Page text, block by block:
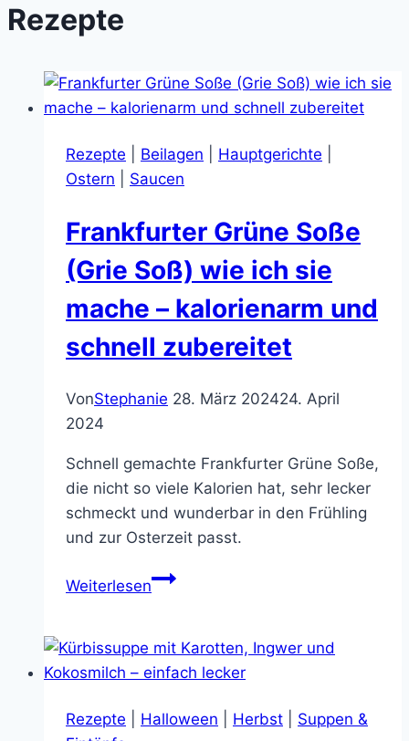
Rezepte
Rezepte Beilagen Hauptgerichte
Ostern
Saucen
Frankfurter Grüne Soße
(Grie Soß) wie ich sie
mache – kalorienarm und
schnell zubereitet
VonStephanie 28. März 202424. April
2024
Schnell gemachte Frankfurter Grüne Soße,
die nicht so viele Kalorien hat, sehr lecker
schmeckt und wunderbar in den Frühling
und zur Osterzeit passt.
WeiterlesenFrankfurter
(Grie
Soß)
ich
Rezepte Halloween Herbst
Suppen &